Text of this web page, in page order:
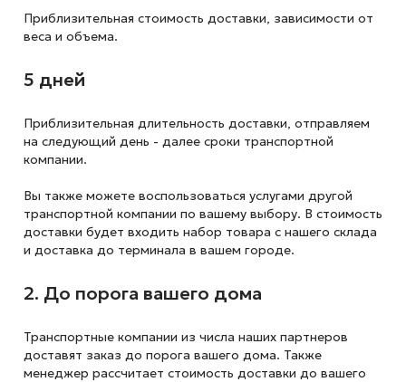
Приблизительная стоимость доставки, зависимости от
веса и объема.
5 дней
Приблизительная длительность доставки, отправляем
на следующий день - далее сроки транспортной
компании.
Вы также можете воспользоваться услугами другой
транспортной компании по вашему выбору. В стоимость
доставки будет входить набор товара с нашего склада
и доставка до терминала в вашем городе.
2. До порога вашего дома
Транспортные компании из числа наших партнеров
доставят заказ до порога вашего дома. Также
менеджер рассчитает стоимость доставки до вашего